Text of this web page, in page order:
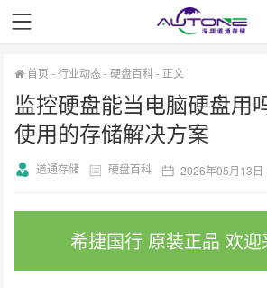
首页 -行业动态-硬盘百科- 正文
监控硬盘能当电脑硬盘用
使用的存储解决方案
道通存储 硬盘百科 2026年05月13日
希捷国行 原装正品 欢